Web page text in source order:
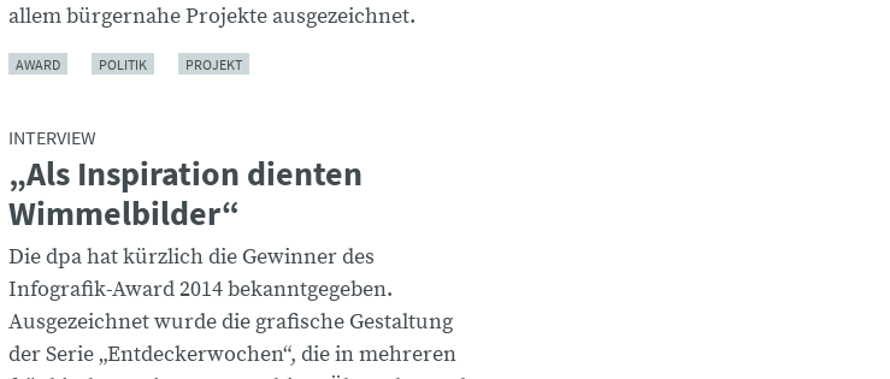
allem bürgernahe Projekte ausgezeichnet.
AWARD POLITIK PROJEKT
INTERVIEW
„Als Inspiration dienten
Wimmelbilder“
Die dpa hat kürzlich die Gewinner des
Infografik-Award 2014 bekanntgegeben.
Ausgezeichnet wurde die grafische Gestaltung
der Serie „Entdeckerwochen“, die in mehreren